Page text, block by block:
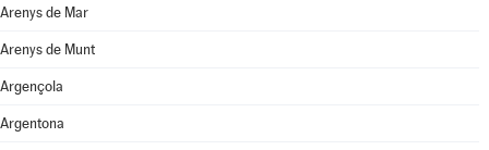
Arenys de Mar
Arenys de Munt
Argençola
Argentona